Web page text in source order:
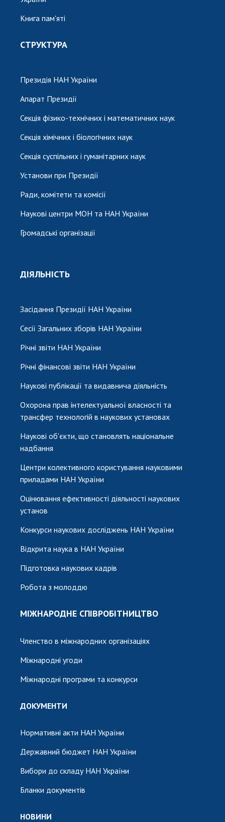
Книга пам'яті
СТРУКТУРА
Президія НАН України
Апарат Президії
Секція фізико-технічних і математичних наук
Секція хімічних і біологічних наук
Секція суспільних і гуманітарних наук
Установи при Президії
Ради, комітети та комісії
Наукові центри МОН та НАН України
Громадські організації
ДІЯЛЬНІСТЬ
Засідання Президії НАН України
Сесії Загальних зборів НАН України
Річні звіти НАН України
Річні фінансові звіти НАН України
Наукові публікації та видавнича діяльність
Охорона прав інтелектуальної власності та
трансфер технологій в наукових установах
Наукові об'єкти, що становлять національне
надбання
Центри колективного користування науковими
приладами НАН України
Оцінювання ефективності діяльності наукових
установ
Конкурси наукових досліджень НАН України
Відкрита наука в НАН України
Підготовка наукових кадрів
Робота з молоддю
МІЖНАРОДНЕ СПІВРОБІТНИЦТВО
Членство в міжнародних організаціях
Міжнародні угоди
Міжнародні програми та конкурси
ДОКУМЕНТИ
Нормативні акти НАН України
Державний бюджет НАН України
Вибори до складу НАН України
Бланки документів
НОВИНИ